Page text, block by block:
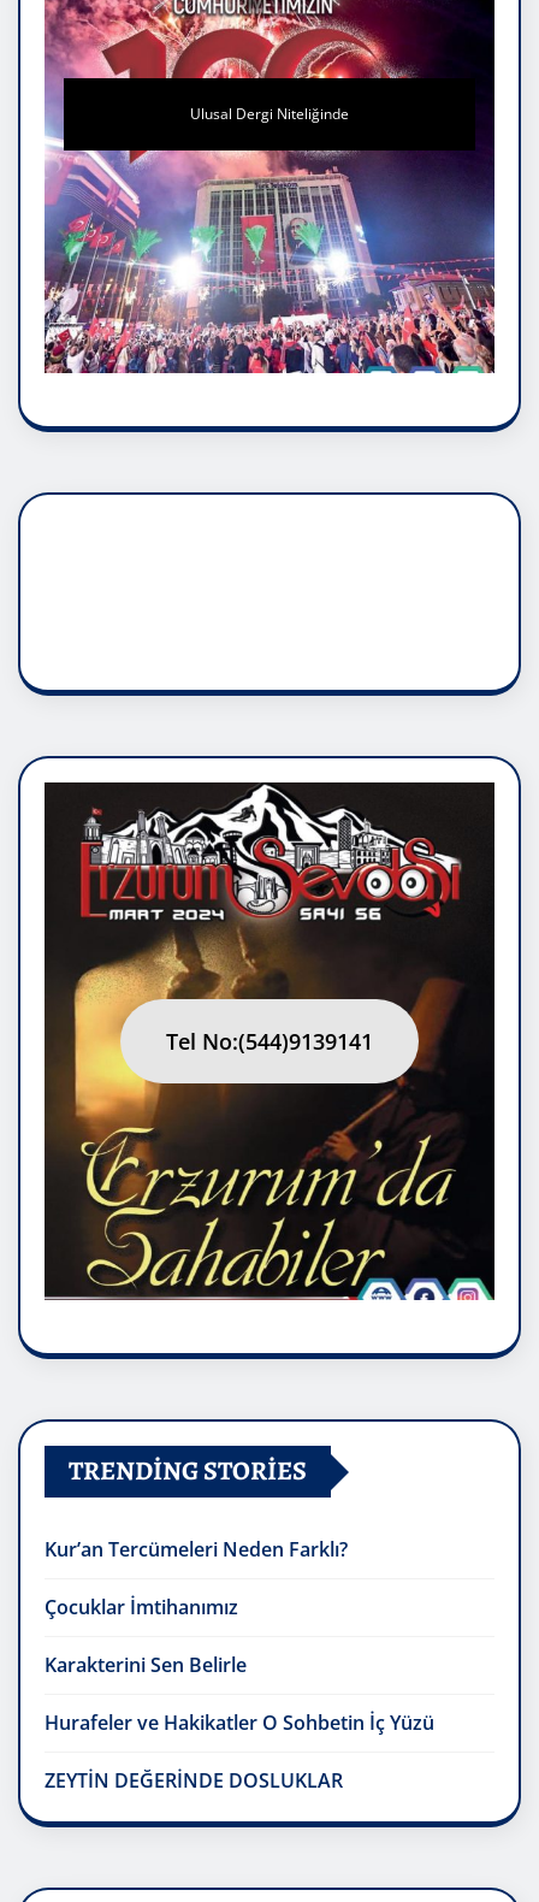
Ulusal Dergi Niteliğinde
Tel No:(544)9139141
TRENDING STORIES
Kur’an Tercümeleri Neden Farklı?
Çocuklar İmtihanımız
Karakterini Sen Belirle
Hurafeler ve Hakikatler O Sohbetin İç Yüzü
ZEYTİN DEĞERİNDE DOSLUKLAR